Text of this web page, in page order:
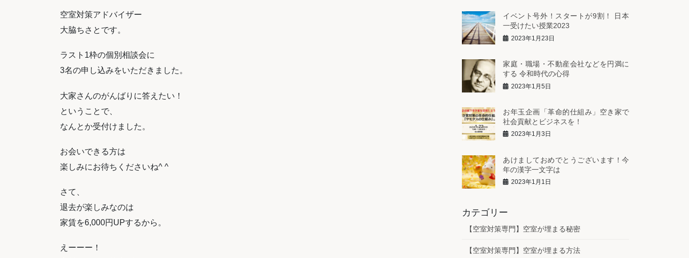
空室対策アドバイザー
大脇ちさとです。
ラスト1枠の個別相談会に
3名の申し込みをいただきました。
大家さんのがんばりに答えたい！
ということで、
なんとか受付けました。
お会いできる方は
楽しみにお待ちくださいね^ ^
さて、
退去が楽しみなのは
家賃を6,000円UPするから。
えーーー！
イベント号外！スタートが9割！ 日本
一受けたい授業2023
2023年1月23日
家庭・職場・不動産会社などを円満に
する 令和時代の心得
2023年1月5日
お年玉企画「革命的仕組み」空き家で
社会貢献とビジネスを！
2023年1月3日
あけましておめでとうございます！今
年の漢字一文字は
2023年1月1日
カテゴリー
【空室対策専門】空室が埋まる秘密
【空室対策専門】空室が埋まる方法